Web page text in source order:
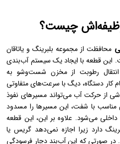
چیست؟
محافظت از مجموعه بلبرینگ و یاتاقان
این قطعه با ایجاد یک سیستم آب‌بندی
انتقال رطوبت از مخزن شست‌وشو به
دستگاه، دیگ با سرعت‌های متفاوتی
از حرکت آب می‌تواند مسیرهای نفوذ
مناسب با شفت، این مسیرها را مسدود
می‌شود. علاوه بر این، این قطعه
دارد زیرا اجازه نمی‌دهد گریس یا
صورتی که این آب‌بند دچار فرسودگی